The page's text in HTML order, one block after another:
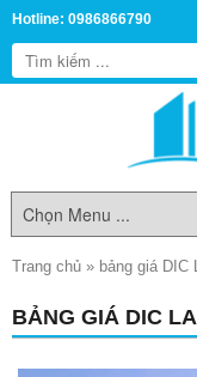
Hotline: 0986866790
Trang chủ » bảng giá DIC
BẢNG GIÁ DIC